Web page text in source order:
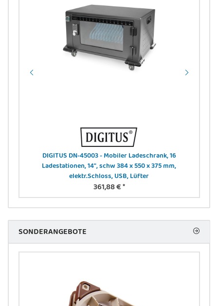
DIGITUS DN-45003 - Mobiler Ladeschrank, 16
Ladestationen, 14", schw 384 x 550 x 375 mm,
elektr.Schloss, USB, Lüfter
361,88 €*
SONDERANGEBOTE